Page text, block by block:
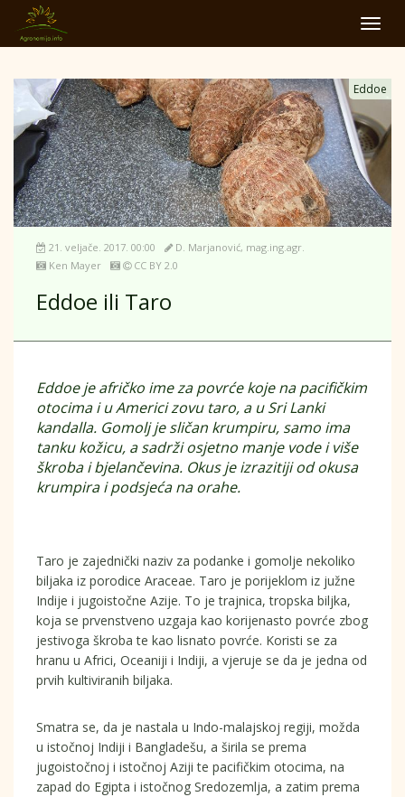
Eddoe
21. veljače. 2017. 00:00
D. Marjanović, mag.ing.agr.
Ken Mayer
CC BY 2.0
Eddoe ili Taro
Eddoe je afričko ime za povrće koje na pacifičkim
otocima i u Americi zovu taro, a u Sri Lanki
kandalla. Gomolj je sličan krumpiru, samo ima
tanku kožicu, a sadrži osjetno manje vode i više
škroba i bjelančevina. Okus je izrazitiji od okusa
krumpira i podsjeća na orahe.
Taro je zajednički naziv za podanke i gomolje nekoliko
biljaka iz porodice Araceae. Taro je porijeklom iz južne
Indije i jugoistočne Azije. To je trajnica, tropska biljka,
koja se prvenstveno uzgaja kao korijenasto povrće zbog
jestivoga škroba te kao lisnato povrće. Koristi se za
hranu u Africi, Oceaniji i Indiji, a vjeruje se da je jedna od
prvih kultiviranih biljaka.
Smatra se, da je nastala u Indo-malajskoj regiji, možda
u istočnoj Indiji i Bangladešu, a širila se prema
jugoistočnoj i istočnoj Aziji te pacifičkim otocima, na
zapad do Egipta i istočnog Sredozemlja, a zatim prema